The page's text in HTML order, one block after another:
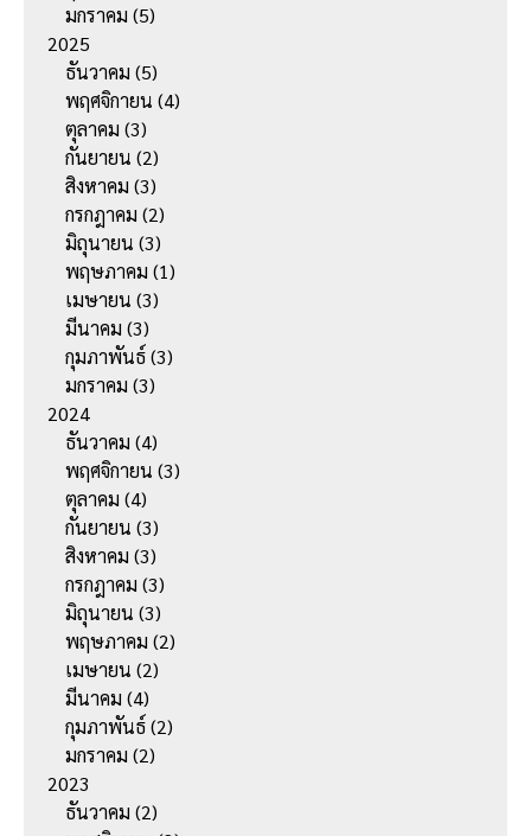
มกราคม (5)
2025
ธันวาคม (5)
พฤศจิกายน (4)
ตุลาคม (3)
กันยายน (2)
สิงหาคม (3)
กรกฎาคม (2)
มิถุนายน (3)
พฤษภาคม (1)
เมษายน (3)
มีนาคม (3)
กุมภาพันธ์(3)
มกราคม (3)
2024
ธันวาคม (4)
พฤศจิกายน (3)
ตุลาคม (4)
กันยายน (3)
สิงหาคม (3)
กรกฎาคม (3)
มิถุนายน (3)
พฤษภาคม (2)
เมษายน (2)
มีนาคม (4)
กุมภาพันธ์(2)
มกราคม (2)
2023
ธันวาคม (2)